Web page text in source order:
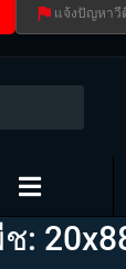
แจ้งปัญหาวี
: